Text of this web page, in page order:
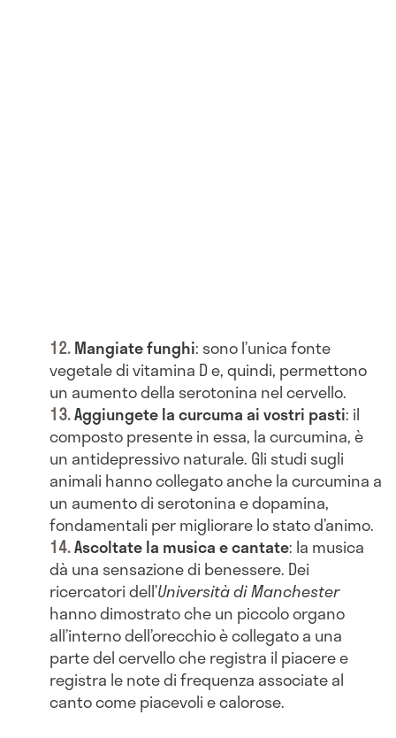
Mangiate funghi: sono l’unica fonte
vegetale di vitamina D e, quindi, permettono
un aumento della serotonina nel cervello.
Aggiungete la curcuma ai vostri pasti: il
composto presente in essa, la curcumina, è
un antidepressivo naturale. Gli studi sugli
animali hanno collegato anche la curcumina a
un aumento di serotonina e dopamina,
fondamentali per migliorare lo stato d’animo.
Ascoltate la musica e cantate: la musica
dà una sensazione di benessere. Dei
ricercatori dell’Universitàdi Manchester
hanno dimostrato che un piccolo organo
all’interno dell’orecchio è collegato a una
parte del cervello che registra il piacere e
registra le note di frequenza associate al
canto come piacevoli e calorose.